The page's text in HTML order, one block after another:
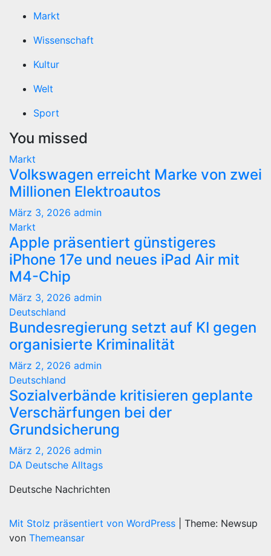
Markt
Wissenschaft
Kultur
Welt
Sport
You missed
Markt
Volkswagen erreicht Marke von zwei
Millionen Elektroautos
März 3, 2026 admin
Markt
Apple präsentiert günstigeres
iPhone 17e und neues iPad Air mit
M4-Chip
März 3, 2026 admin
Deutschland
Bundesregierung setzt auf KI gegen
organisierte Kriminalität
März 2, 2026 admin
Deutschland
Sozialverbände kritisieren geplante
Verschärfungen bei der
Grundsicherung
März 2, 2026 admin
DA Deutsche Alltags
Deutsche Nachrichten
Mit Stolz präsentiert von WordPress
Theme: Newsup
von Themeansar